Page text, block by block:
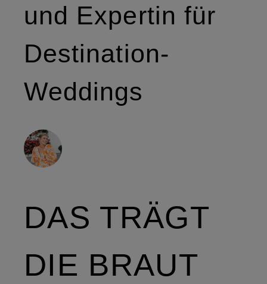
und Expertin für
Destination-
Weddings
DAS TRÄGT
DIE BRAUT